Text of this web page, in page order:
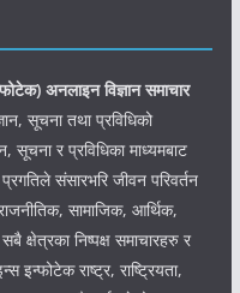
अनलाइन विज्ञान समाचार
सूचना तथा प्रविधिको
सूचना र प्रविधिका माध्यमबाट
संसारभरि जीवन परिवर्तन
सामाजिक, आर्थिक,
क्षेत्रका निष्पक्ष समाचारहरु र
राष्ट्र, राष्ट्रियता,